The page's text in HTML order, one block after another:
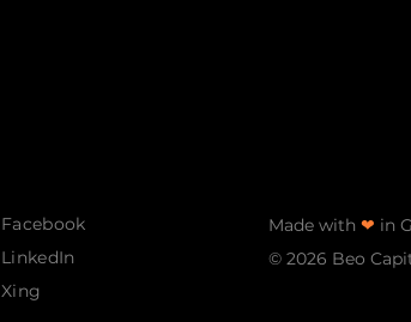
Facebook
LinkedIn
Xing
Made with❤ in
© 2026 Beo